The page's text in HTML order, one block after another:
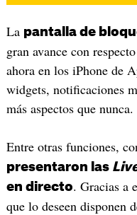
La pantalla de
gran avance con
ahora en los iPhone de
widgets, notificaciones
más aspectos que nunca.
Entre otras funciones,
presentaron las
en directo. Gracias a
que lo deseen disponen